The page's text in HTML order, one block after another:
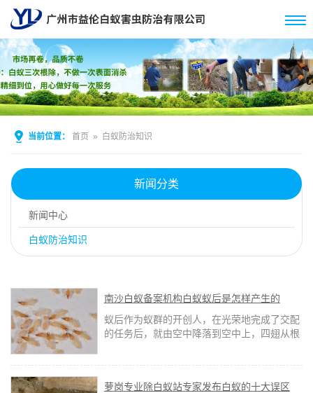
当前位置： 首页 » 白蚁防治知识
新闻分类
新闻中心
白蚁防治知识
南沙白蚁备案机构白蚁蚁后是怎样产生的
蚁后作为蚁群的开创人，在光荣地完成了交配
的任务后，就由空中降落到空中上，四翅从根
萝岗专业除白蚁站专家发布白蚁的十大误区